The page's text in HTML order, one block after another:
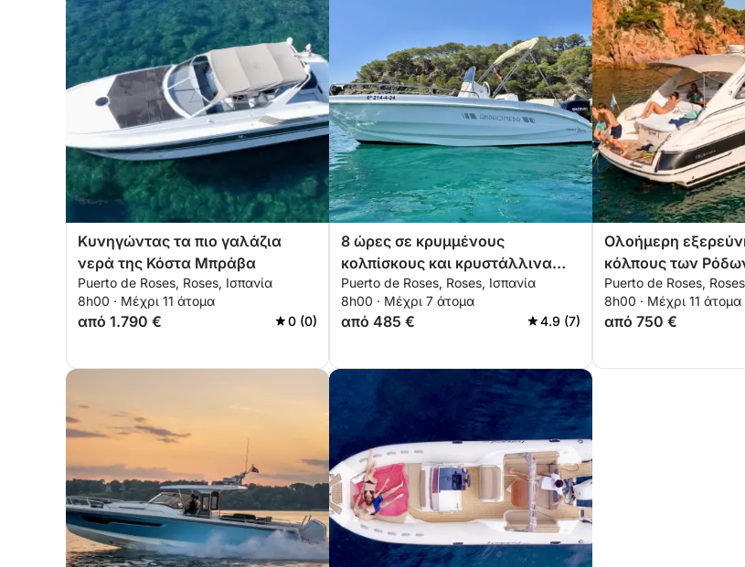
Κυνηγώντας τα πιο γαλάζια
νερά της Κόστα Μπράβα
Puerto de Roses, Roses, Ισπανία
8h00 · Μέχρι 11 άτομα
από 1.790 € 0 (0)
8 ώρες σε κρυμμένους
κολπίσκους και κρυστάλλινα
νερά κατά μήκος της άγριας
Κόστα Μπράβα
Puerto de Roses, Roses, Ισπανία
8h00 · Μέχρι 7 άτομα
από 485 € 4.9 (7)
Ολοήμερη
κόλπους των
Puerto de Roses,
8h00 · Μέχρι 11 άτομα
από 750 €